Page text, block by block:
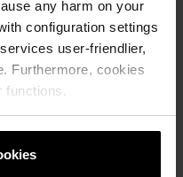
any harm on your
configuration settings
user-friendlier,
Furthermore, cookies
functions.